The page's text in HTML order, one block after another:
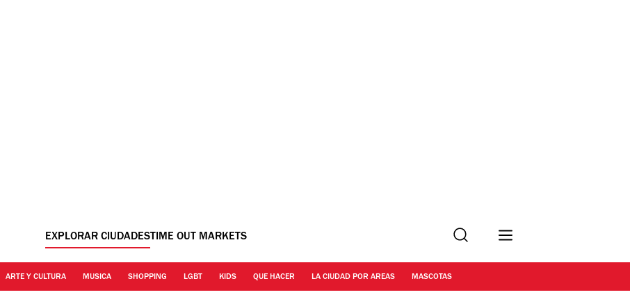
EXPLORAR CIUDADESTIME OUT MARKETS Buscar
ARTE Y CULTURA MUSICA SHOPPING LGBT KIDS QUE HACER LA CIUDAD POR AREAS MASCOTAS